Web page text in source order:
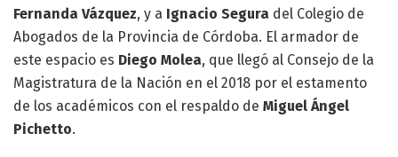
Fernanda Vázquez, y a Ignacio Segura del Colegio de
Abogados de la Provincia de Córdoba. El armador de
este espacio es Diego Molea, que llegó al Consejo de la
Magistratura de la Nación en el 2018 por el estamento
de los académicos con el respaldo de Miguel Ángel
Pichetto.